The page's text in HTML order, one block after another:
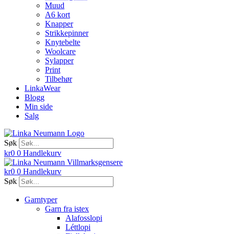
Muud
A6 kort
Knapper
Strikkepinner
Knytebelte
Woolcare
Sylapper
Print
Tilbehør
LinkaWear
Blogg
Min side
Salg
Søk
kr0 0 Handlekurv
kr0 0 Handlekurv
Søk
Garntyper
Garn fra istex
Alafosslopi
Léttlopi